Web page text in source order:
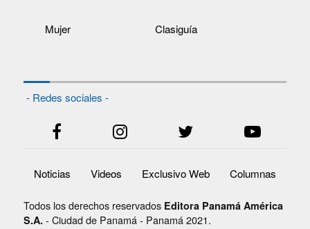
Mujer Clasiguía
- Redes sociales -
Noticias Videos Exclusivo Web Columnas
Todos los derechos reservados Editora Panamá América
S.A. - Ciudad de Panamá - Panamá 2021.